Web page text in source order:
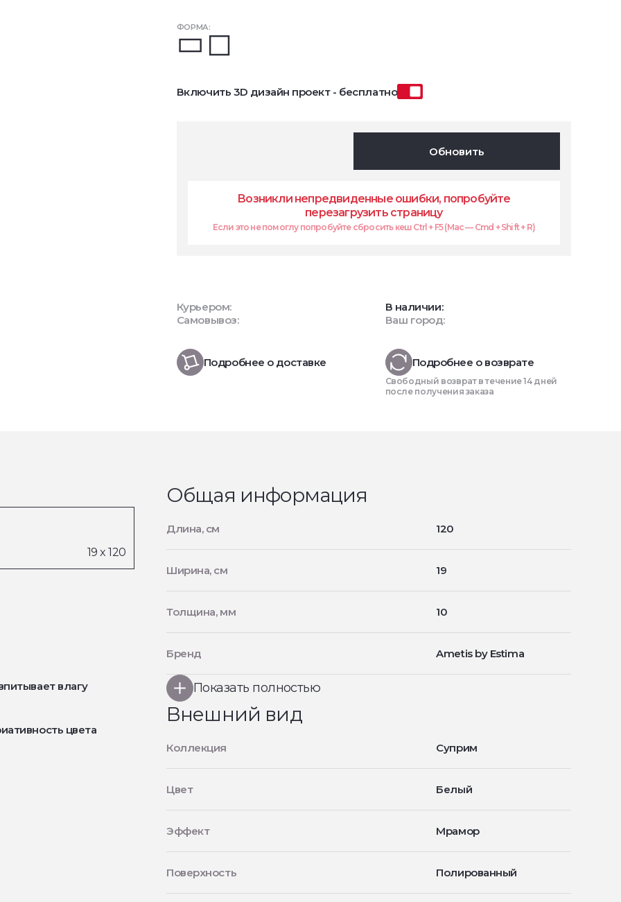
ФОРМА:
Включить 3D дизайн проект - бесплатно
Обновить
Возникли непредвиденные ошибки, попробуйте
перезагрузить страницу
Если это не помоглу попробуйте сбросить кеш Ctrl + F5 (Mac — Cmd + Shift + R)
Курьером:
Самовывоз:
В наличии:
Ваш город:
Подробнее о доставке Подробнее о возврате
Свободный возврат в течение 14 дней
после получения заказа
влагу
цвета
Общая информация
Длина, см 120
Ширина, см 19
Толщина, мм 10
Бренд Ametis by Estima
Показать полностью
Внешний вид
Коллекция Суприм
Цвет Белый
Эффект Мрамор
Поверхность Полированный